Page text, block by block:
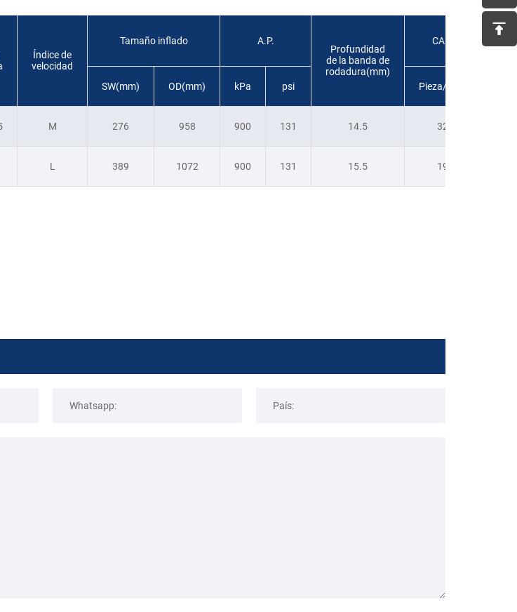
Índice de
velocidad
Tamaño inflado A.P.
Profundidad
de la banda de
rodadura(mm)
CANT.
SW(mm) OD(mm) kPa psi Pieza/40HQ
M 276 958 900 131 14.5 320
L 389 1072 900 131 15.5 196